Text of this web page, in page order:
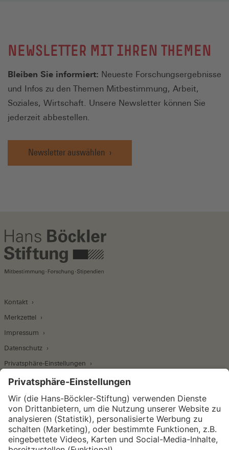
NEWSLETTER MIT IHREN THEMEN
Bleiben Sie informiert: Neueste Forschungsergebnisse
und Infos zu den Themen Mitbestimmung, Arbeit,
Soziales, Wirtschaft. Unsere Newsletter können Sie
jederzeit abbestellen.
Newsletter auswählen
Kontakt
Merkzettel
Impressum
Datenschutz
Privatsphäre-Einstellungen
Wirtschafts- und Sozialwissenschaftliches Institut
Institut für Makroökonomie und